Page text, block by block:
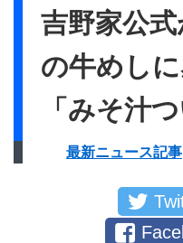
吉野家公
の牛めしに
「みそ汁
最新ニュース記事